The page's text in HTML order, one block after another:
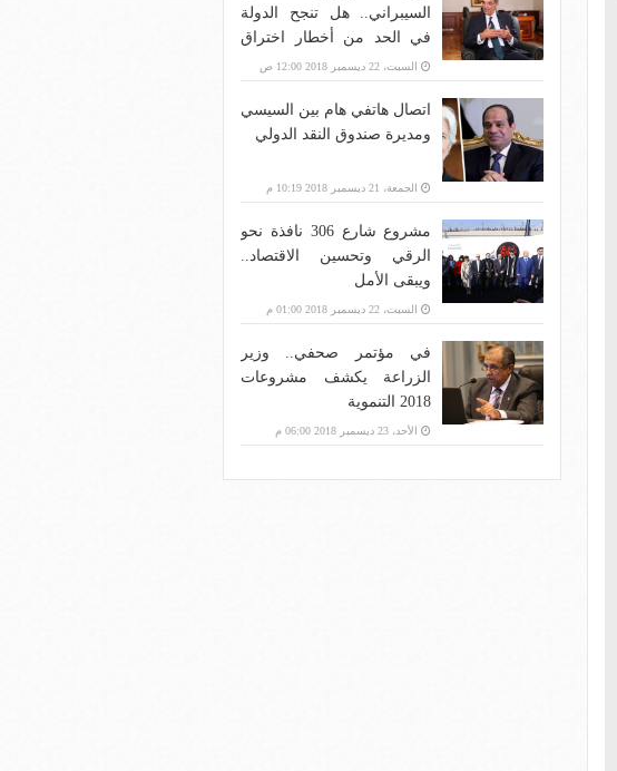
السيبراني.. هل تنجح الدولة
في الحد من أخطار اختراق
بنية الاتصالات؟
السبت، 22 ديسمبر 2018 12:00 ص
اتصال هاتفي هام بين السيسي
ومديرة صندوق النقد الدولي
الجمعة، 21 ديسمبر 2018 10:19 م
مشروع شارع 306 نافذة نحو
الرقي وتحسين الاقتصاد..
ويبقى الأمل
السبت، 22 ديسمبر 2018 01:00 م
في مؤتمر صحفي.. وزير
الزراعة يكشف مشروعات
2018 التنموية
الأحد، 23 ديسمبر 2018 06:00 م